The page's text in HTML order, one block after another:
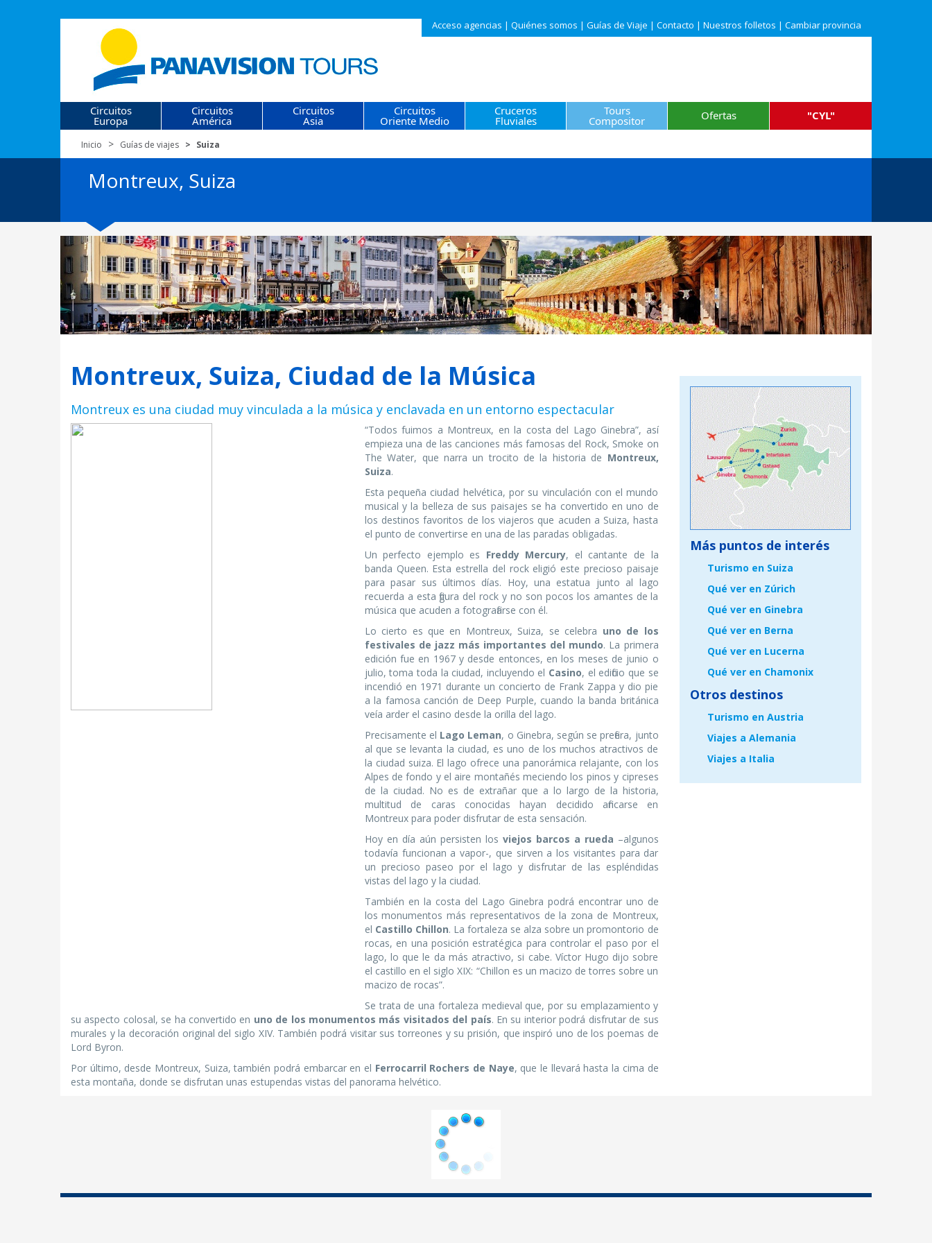
Acceso agencias | Quiénes somos | Guías de Viaje | Contacto | Nuestros folletos | Cambiar provincia
Circuitos
Europa
Circuitos
América
Circuitos
Asia
Circuitos
Oriente Medio
Cruceros
Fluviales
Tours
Compositor Ofertas "CYL"
Inicio Guías de viajes Suiza
Montreux, Suiza
Montreux, Suiza, Ciudad de la Música
Montreux es una ciudad muy vinculada a la música y enclavada en un entorno espectacular
“Todos fuimos a Montreux, en la costa del Lago Ginebra”, así
empieza una de las canciones más famosas del Rock, Smoke on
The Water, que narra un trocito de la historia de Montreux,
Suiza.
Esta pequeña ciudad helvética, por su vinculación con el mundo
musical y la belleza de sus paisajes se ha convertido en uno de
los destinos favoritos de los viajeros que acuden a Suiza, hasta
el punto de convertirse en una de las paradas obligadas.
Un perfecto ejemplo es Freddy Mercury, el cantante de la
banda Queen. Esta estrella del rock eligió este precioso paisaje
para pasar sus últimos días. Hoy, una estatua junto al lago
recuerda a esta figura del rock y no son pocos los amantes de la
música que acuden a fotografiarse con él.
Lo cierto es que en Montreux, Suiza, se celebra uno de los
festivales de jazz más importantes del mundo. La primera
edición fue en 1967 y desde entonces, en los meses de junio o
julio, toma toda la ciudad, incluyendo el Casino, el edificio que se
incendió en 1971 durante un concierto de Frank Zappa y dio pie
a la famosa canción de Deep Purple, cuando la banda británica
veía arder el casino desde la orilla del lago.
Precisamente el Lago Leman, o Ginebra, según se prefiera, junto
al que se levanta la ciudad, es uno de los muchos atractivos de
la ciudad suiza. El lago ofrece una panorámica relajante, con los
Alpes de fondo y el aire montañés meciendo los pinos y cipreses
de la ciudad. No es de extrañar que a lo largo de la historia,
multitud de caras conocidas hayan decidido afincarse en
Montreux para poder disfrutar de esta sensación.
Hoy en día aún persisten los viejos barcos a rueda –algunos
todavía funcionan a vapor-, que sirven a los visitantes para dar
un precioso paseo por el lago y disfrutar de las espléndidas
vistas del lago y la ciudad.
También en la costa del Lago Ginebra podrá encontrar uno de
los monumentos más representativos de la zona de Montreux,
el Castillo Chillon. La fortaleza se alza sobre un promontorio de
rocas, en una posición estratégica para controlar el paso por el
lago, lo que le da más atractivo, si cabe. Víctor Hugo dijo sobre
el castillo en el siglo XIX: “Chillon es un macizo de torres sobre un
macizo de rocas”.
Se trata de una fortaleza medieval que, por su emplazamiento y
su aspecto colosal, se ha convertido en uno de los monumentos más visitados del país. En su interior podrá disfrutar de sus
murales y la decoración original del siglo XIV. También podrá visitar sus torreones y su prisión, que inspiró uno de los poemas de
Lord Byron.
Por último, desde Montreux, Suiza, también podrá embarcar en el Ferrocarril Rochers de Naye, que le llevará hasta la cima de
esta montaña, donde se disfrutan unas estupendas vistas del panorama helvético.
Más puntos de interés
Turismo en Suiza
Qué ver en Zúrich
Qué ver en Ginebra
Qué ver en Berna
Qué ver en Lucerna
Qué ver en Chamonix
Otros destinos
Turismo en Austria
Viajes a Alemania
Viajes a Italia